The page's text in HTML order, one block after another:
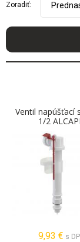
Zoradiť:
Ventil napúšťací
1/2
9,93 € s